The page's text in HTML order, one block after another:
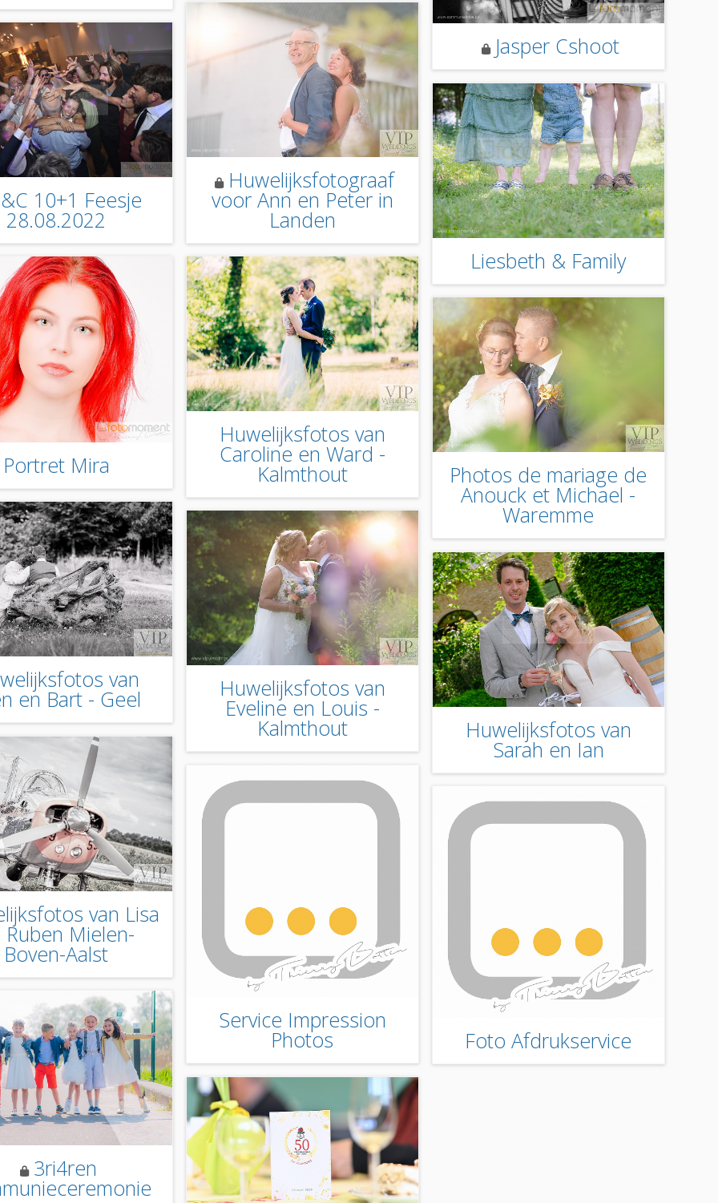
Jasper Cshoot
Huwelijksfotograaf
voor Ann en Peter in
Landen
10+1 Feesje
28.08.2022
Liesbeth & Family
Portret Mira
Huwelijksfotos van
Caroline en Ward -
Kalmthout Photos de mariage de
Anouck et Michael -
Waremme
van
en Bart - Geel Huwelijksfotos van
Eveline en Louis -
Kalmthout Huwelijksfotos van
Sarah en Ian
van Lisa
Ruben Mielen-
Boven-Aalst
Service Impression
Photos Foto Afdrukservice
3ri4ren